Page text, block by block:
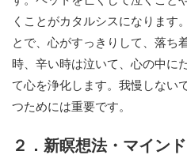
くことがカタルシスになります
とで、心がすっきりして、落ち
時、辛い時は泣いて、心の中に
て心を浄化します。我慢しない
つためには重要です。
２．新瞑想法・マイン